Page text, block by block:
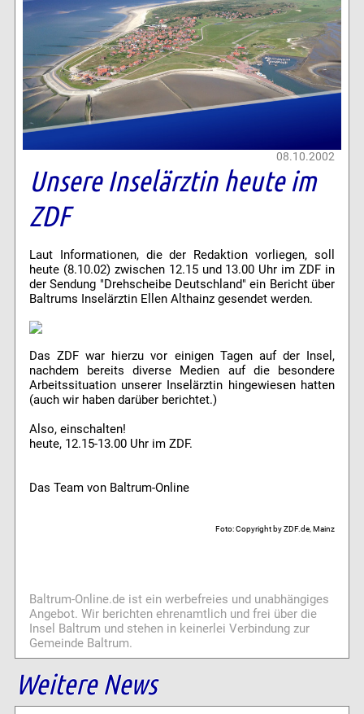
08.10.2002
Unsere Inselärztin heute im
ZDF
Laut Informationen, die der Redaktion vorliegen, soll
heute (8.10.02) zwischen 12.15 und 13.00 Uhr im ZDF in
der Sendung "Drehscheibe Deutschland" ein Bericht über
Baltrums Inselärztin Ellen Althainz gesendet werden.
Das ZDF war hierzu vor einigen Tagen auf der Insel,
nachdem bereits diverse Medien auf die besondere
Arbeitssituation unserer Inselärztin hingewiesen hatten
(auch wir haben darüber berichtet.)
Also, einschalten!
heute, 12.15-13.00 Uhr im ZDF.
Das Team von Baltrum-Online
Foto: Copyright by ZDF.de, Mainz
Baltrum-Online.de ist ein werbefreies und unabhängiges
Angebot. Wir berichten ehrenamtlich und frei über die
Insel Baltrum und stehen in keinerlei Verbindung zur
Gemeinde Baltrum.
Weitere News